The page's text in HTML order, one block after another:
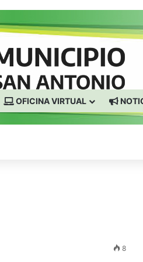
OFICINA VIRTUAL
8